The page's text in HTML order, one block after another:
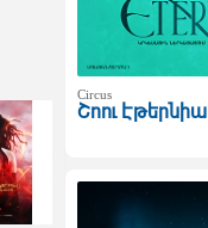
Circus
Շոու Էթերնիա